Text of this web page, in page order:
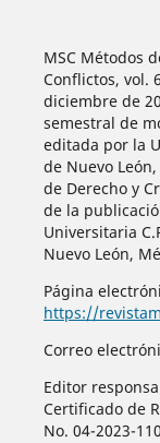
MSC Métodos
Conflictos, vol.
diciembre de
semestral de
editada por la
de Nuevo
de Derecho y
de la
Universitaria
Nuevo León,
Página
https://
Correo
Editor
Certificado de
No. 04-2023-